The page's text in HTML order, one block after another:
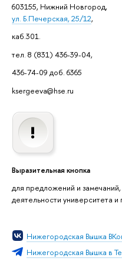
603155, Нижний Новгород,
ул. Б.Печерская, 25/12,
каб.301.
тел. 8 (831) 436-39-04,
436-74-09 доб. 6365
ksergeeva@hse.ru
Выразительная кнопка
для предложений и
деятельности университета
Нижегородская Вышка
Нижегородская Вышка в